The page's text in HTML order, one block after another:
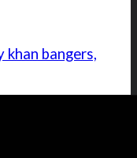
khan bangers,